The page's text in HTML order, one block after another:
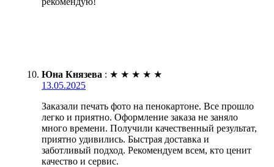
Юна Князева : ★ ★ ★ ★ ★
13.05.2025
Заказали печать фото на пенокартоне. Все прошло
легко и приятно. Оформление заказа не заняло
много времени. Получили качественный результат,
приятно удивились. Быстрая доставка и
заботливый подход. Рекомендуем всем, кто ценит
качество и сервис.